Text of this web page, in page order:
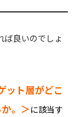
ば良いのでしょ
ット層がどこ
。＞ に該当す